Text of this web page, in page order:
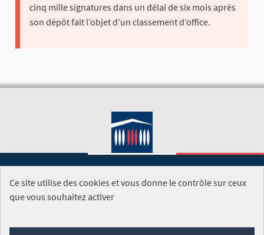
cinq mille signatures dans un délai de six mois après
son dépôt fait l’objet d’un classement d’office.
SITE DE L'ASSEMBLÉE NATIONALE
Foire aux questions
Ce site utilise des cookies et vous donne le contrôle sur ceux
que vous souhaitez activer